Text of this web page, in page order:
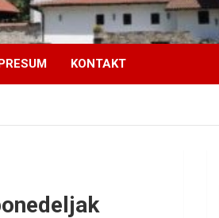
KONTAKT